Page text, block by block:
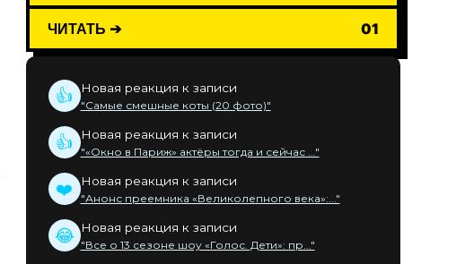
ЧИТАТЬ ➔ 01
👍 Новая реакция к записи
"Самые смешные коты (20 фото)"
👍 Новая реакция к записи
"«Окно в Париж» актёры тогда и сейчас ..."
❤️ Новая реакция к записи
"Анонс преемника «Великолепного века»:..."
😂 Новая реакция к записи
"Все о 13 сезоне шоу «Голос. Дети»: пр..."